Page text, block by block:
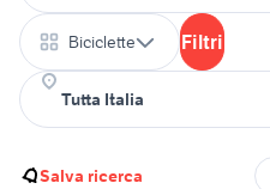
Biciclette Filtri
Salva ricerca